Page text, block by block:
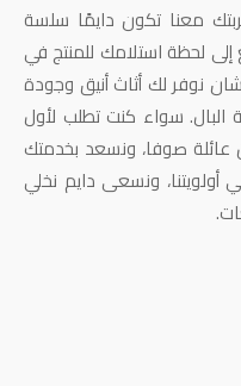
معنا تكون دايمًا سلسة
لحظة استلامك للمنتج في
نوفر لك أثاث أنيق وجودة
البال. سواء كنت تطلب لأول
عائلة صوفا، ونسعد بخدمتك
ونسعى دايم نخلي